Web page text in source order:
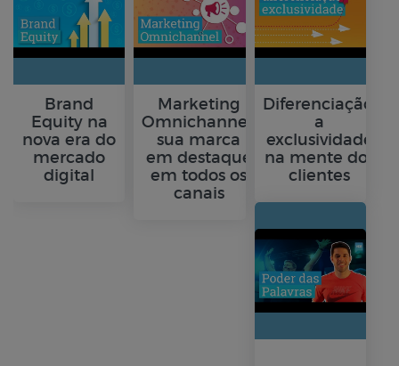
Brand
Equity na
nova era do
mercado
digital
Marketing
Omnichannel:
sua marca
em destaque
em todos os
canais
Diferenciação:
a
exclusividade
na mente dos
clientes